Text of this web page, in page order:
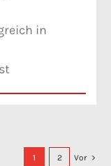
in
1 2 Vor